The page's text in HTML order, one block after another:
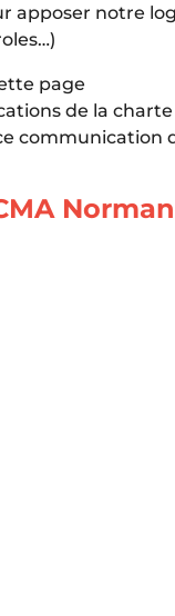
apposer notre
page
de la
communication